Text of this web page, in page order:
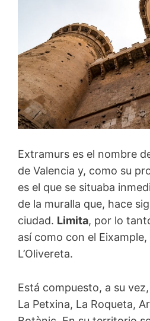
Extramurs es el nombre
de Valencia y, como su
es el que se situaba
de la muralla que, hace
ciudad. Limita, por lo
así como con el
L’Olivereta.
Está compuesto, a su
La Petxina, La Roqueta,